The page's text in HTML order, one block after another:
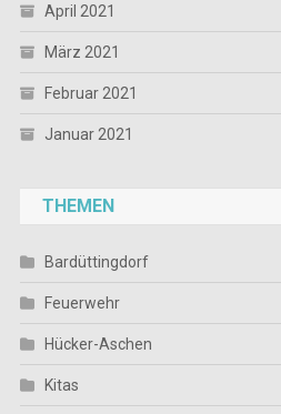
April 2021
März 2021
Februar 2021
Januar 2021
THEMEN
Bardüttingdorf
Feuerwehr
Hücker-Aschen
Kitas